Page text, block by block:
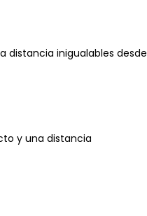
distancia inigualables desde
y una distancia